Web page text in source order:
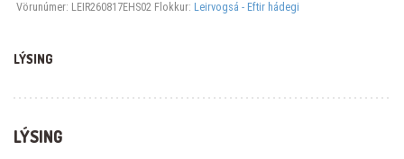
Vörunúmer: LEIR260817EHS02 Flokkur: Leirvogsá - Eftir hádegi
LÝSING
LÝSING